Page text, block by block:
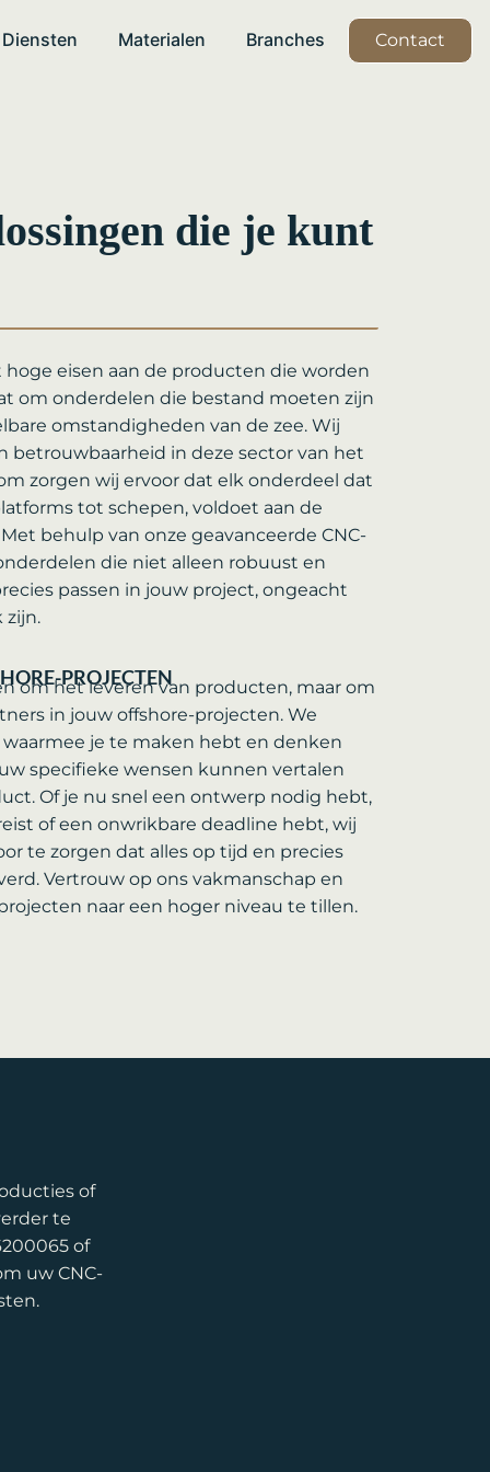
Diensten Materialen Branches Contact
die je kunt
eisen aan de producten die worden
om onderdelen die bestand moeten zijn
omstandigheden van de zee. Wij
betrouwbaarheid in deze sector van het
zorgen wij ervoor dat elk onderdeel dat
tot schepen, voldoet aan de
behulp van onze geavanceerde CNC-
die niet alleen robuust en
passen in jouw project, ongeacht
zijn.
PROJECTEN
om het leveren van producten, maar om
in jouw offshore-projecten. We
je te maken hebt en denken
specifieke wensen kunnen vertalen
Of je nu snel een ontwerp nodig hebt,
of een onwrikbare deadline hebt, wij
te zorgen dat alles op tijd en precies
Vertrouw op ons vakmanschap en
naar een hoger niveau te tillen.
of
te
of
uw CNC-